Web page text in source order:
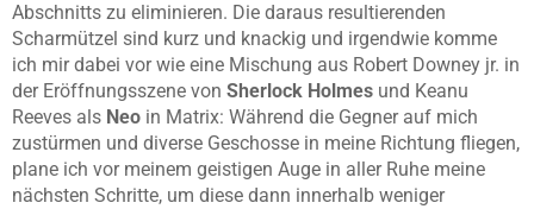
Abschnitts zu eliminieren. Die daraus resultierenden
Scharmützel sind kurz und knackig und irgendwie komme
ich mir dabei vor wie eine Mischung aus Robert Downey jr. in
der Eröffnungsszene von Sherlock Holmes und Keanu
Reeves als Neo in Matrix: Während die Gegner auf mich
zustürmen und diverse Geschosse in meine Richtung fliegen,
plane ich vor meinem geistigen Auge in aller Ruhe meine
nächsten Schritte, um diese dann innerhalb weniger